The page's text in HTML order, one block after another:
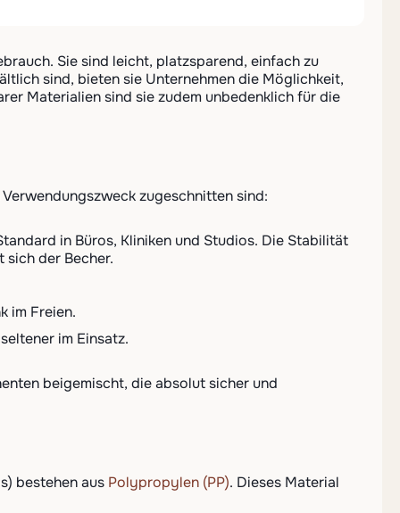
Sie sind leicht, platzsparend, einfach zu
sind, bieten sie Unternehmen die Möglichkeit,
Materialien sind sie zudem unbedenklich für die
zugeschnitten sind:
in Büros, Kliniken und Studios. Die Stabilität
der Becher.
im Freien.
im Einsatz.
beigemischt, die absolut sicher und
bestehen aus Polypropylen (PP). Dieses Material